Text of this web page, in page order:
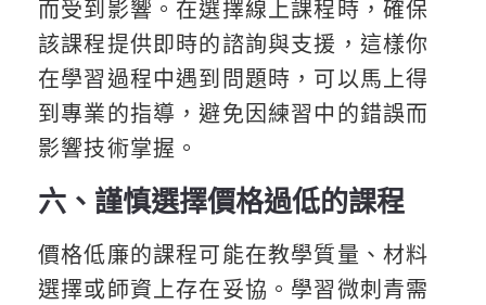
而受到影響。在選擇線上課程時，確保
該課程提供即時的諮詢與支援，這樣你
在學習過程中遇到問題時，可以馬上得
到專業的指導，避免因練習中的錯誤而
影響技術掌握。
六、謹慎選擇價格過低的課程
價格低廉的課程可能在教學質量、材料
選擇或師資上存在妥協。學習微刺青需